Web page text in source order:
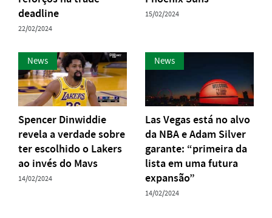
deadline
22/02/2024
15/02/2024
News
Spencer Dinwiddie
revela a verdade sobre
ter escolhido o Lakers
ao invés do Mavs
14/02/2024
News
Las Vegas está no alvo
da NBA e Adam Silver
garante: “primeira da
lista em uma futura
expansão”
14/02/2024